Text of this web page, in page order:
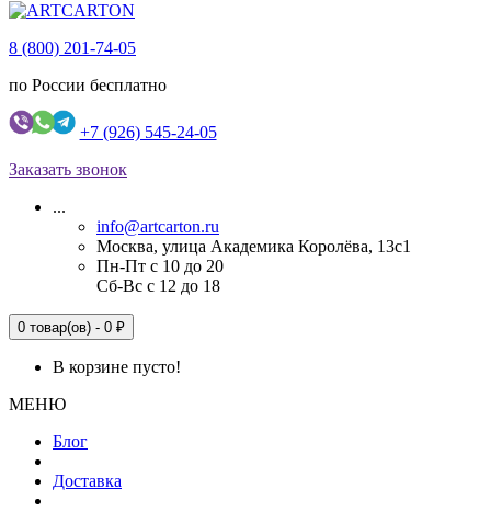
8 (800) 201-74-05
по России бесплатно
+7 (926) 545-24-05
Заказать звонок
...
info@artcarton.ru
Москва, улица Академика Королёва, 13с1
Пн-Пт с 10 до 20
Сб-Вс с 12 до 18
0 товар(ов) - 0 ₽
В корзине пусто!
МЕНЮ
Блог
Доставка